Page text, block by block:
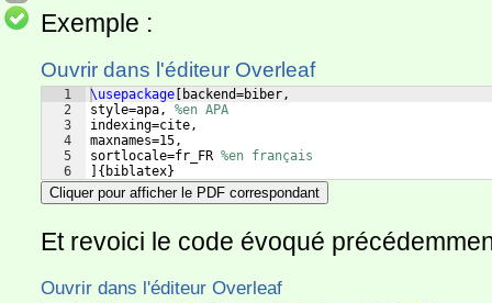
Exemple :
Ouvrir dans l'éditeur Overleaf
1
2
3
4
5
6
\usepackage
backend=biber,
style=apa, %en APA
indexing=cite,
maxnames=15,
sortlocale=fr_FR %en français
{ biblatex}
Cliquer pour afficher le PDF correspondant
Et revoici le code évoqué
Ouvrir dans l'éditeur Overleaf